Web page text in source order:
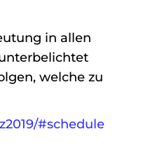
in allen
welche zu
#schedule